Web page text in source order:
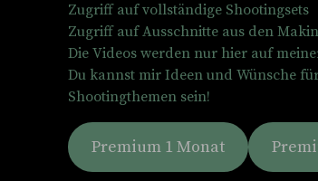
Zugriff auf vollständige Shootingsets
Zugriff auf Ausschnitte aus den
Die Videos werden nur hier auf
Du kannst mir Ideen und Wünsche
Shootingthemen sein!
Premium 1 Monat